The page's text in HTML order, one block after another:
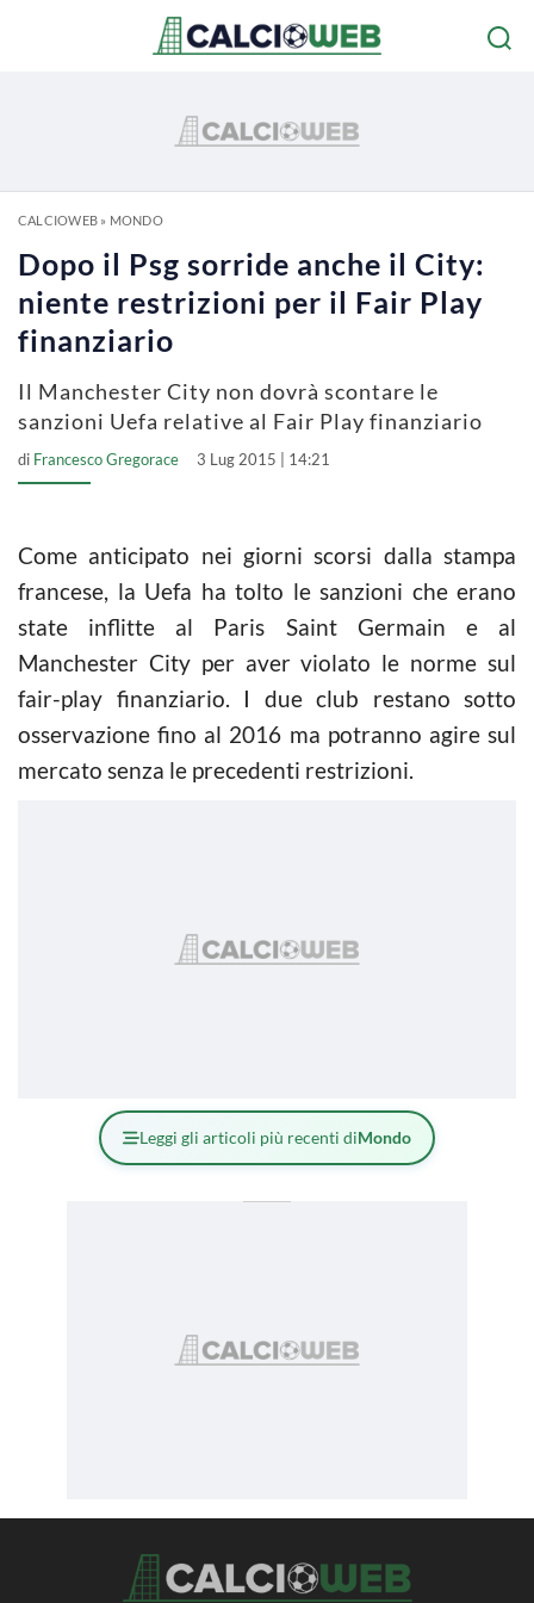
CALCIOWEB» MONDO
Dopo il Psg sorride anche il City:
niente restrizioni per il Fair Play
finanziario
Il Manchester City non dovrà scontare le
sanzioni Uefa relative al Fair Play finanziario
di Francesco Gregorace 3 Lug 2015 | 14:21
Come anticipato nei giorni scorsi dalla stampa
francese, la Uefa ha tolto le sanzioni che erano
state inflitte al Paris Saint Germain e al
Manchester City per aver violato le norme sul
fair-play finanziario. I due club restano sotto
osservazione fino al 2016 ma potranno agire sul
mercato senza le precedenti restrizioni.
Leggi gli articoli più recenti diMondo